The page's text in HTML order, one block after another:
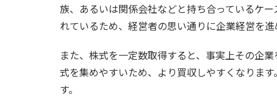
族、あるいは関係会社などと持ち合っているケ
れているため、経営者の思い通りに企業経営を
また、株式を一定数取得すると、事実上その企
式を集めやすいため、より買収しやすくなりま
す。